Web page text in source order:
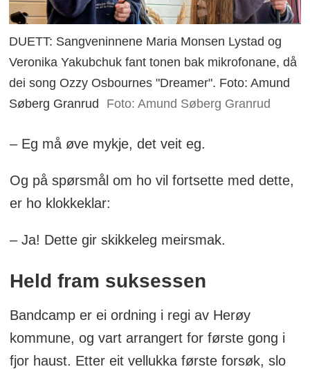
DUETT: Sangveninnene Maria Monsen Lystad og
Veronika Yakubchuk fant tonen bak mikrofonane, då
dei song Ozzy Osbournes "Dreamer". Foto: Amund
Søberg Granrud
Foto: Amund Søberg Granrud
– Eg må øve mykje, det veit eg.
Og på spørsmål om ho vil fortsette med dette,
er ho klokkeklar:
– Ja! Dette gir skikkeleg meirsmak.
Held fram suksessen
Bandcamp er ei ordning i regi av Herøy
kommune, og vart arrangert for første gong i
fjor haust. Etter eit vellukka første forsøk, slo